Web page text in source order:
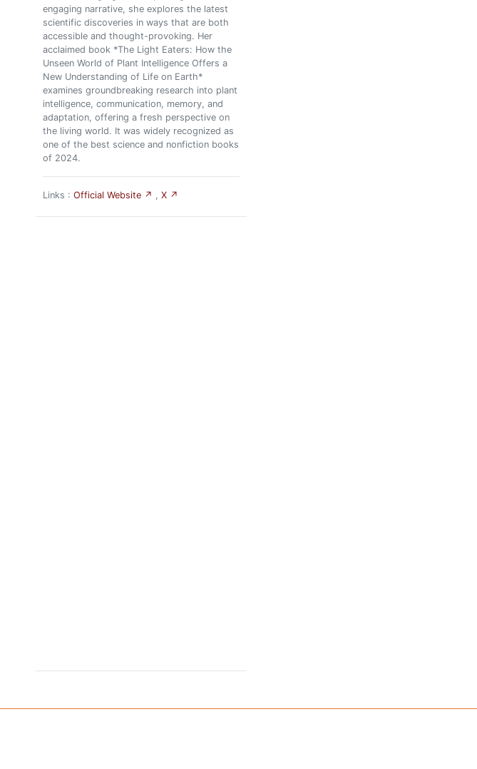
engaging narrative, she explores the latest
scientific discoveries in ways that are both
accessible and thought-provoking. Her
acclaimed book *The Light Eaters: How the
Unseen World of Plant Intelligence Offers a
New Understanding of Life on Earth*
examines groundbreaking research into plant
intelligence, communication, memory, and
adaptation, offering a fresh perspective on
the living world. It was widely recognized as
one of the best science and nonfiction books
of 2024.
Links : Official Website ↗ , X ↗